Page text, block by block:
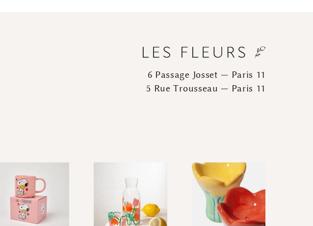
6 Passage Josset — Paris 11
5 Rue Trousseau — Paris 11